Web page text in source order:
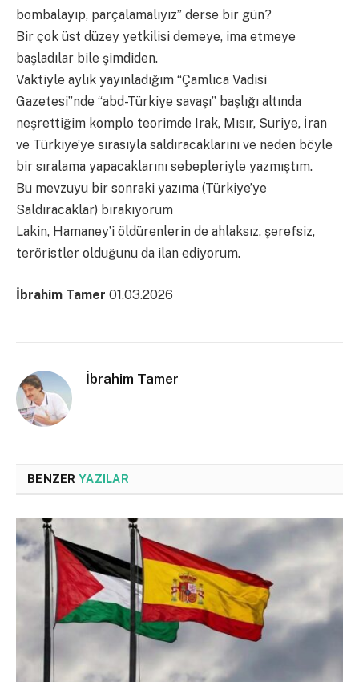
bombalayıp, parçalamalıyız” derse bir gün?
Bir çok üst düzey yetkilisi demeye, ima etmeye
başladılar bile şimdiden.
Vaktiyle aylık yayınladığım “Çamlıca Vadisi
Gazetesi”nde “abd-Türkiye savaşı” başlığı altında
neşrettiğim komplo teorimde Irak, Mısır, Suriye, İran
ve Türkiye’ye sırasıyla saldıracaklarını ve neden böyle
bir sıralama yapacaklarını sebepleriyle yazmıştım.
Bu mevzuyu bir sonraki yazıma (Türkiye’ye
Saldıracaklar) bırakıyorum
Lakin, Hamaney’i öldürenlerin de ahlaksız, şerefsiz,
teröristler olduğunu da ilan ediyorum.
İbrahim Tamer 01.03.2026
İbrahim Tamer
BENZER YAZILAR